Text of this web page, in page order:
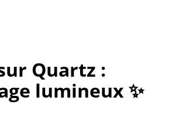
Quartz :
lumineux ✨